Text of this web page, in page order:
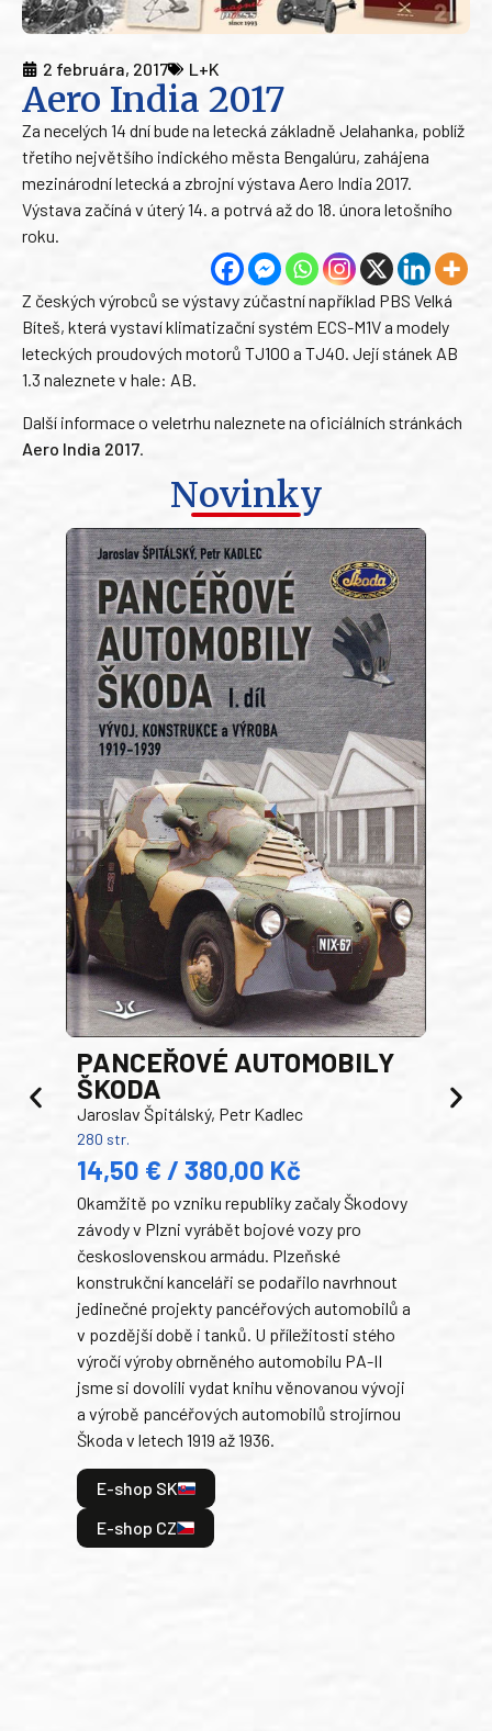
2 februára, 2017 L+K
Aero India 2017
Za necelých 14 dní bude na letecká základně Jelahanka, poblíž
třetího největšího indického města Bengalúru, zahájena
mezinárodní letecká a zbrojní výstava Aero India 2017.
Výstava začíná v úterý 14. a potrvá až do 18. února letošního
roku.
Z českých výrobců se výstavy zúčastní například PBS Velká
Bíteš, která vystaví klimatizační systém ECS-M1V a modely
leteckých proudových motorů TJ100 a TJ40. Její stánek AB
1.3 naleznete v hale: AB.
Další informace o veletrhu naleznete na oficiálních stránkách
Aero India 2017
Novinky
PANCEŘOVÉ AUTOMOBILY
ŠKODA
Jaroslav Špitálský, Petr Kadlec
280 str.
14,50 € / 380,00 Kč
Okamžitě po vzniku republiky začaly Škodovy
závody v Plzni vyrábět bojové vozy pro
československou armádu. Plzeňské
konstrukční kanceláři se podařilo navrhnout
jedinečné projekty pancéřových automobilů a
v pozdější době i tanků. U příležitosti stého
výročí výroby obrněného automobilu PA-II
jsme si dovolili vydat knihu věnovanou vývoji
a výrobě pancéřových automobilů strojírnou
Škoda v letech 1919 až 1936.
E-shop SK
E-shop CZ